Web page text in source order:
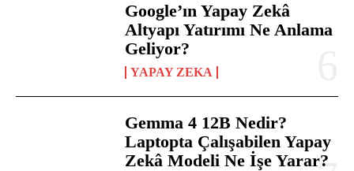
Google’ın Yapay Zekâ
Altyapı Yatırımı Ne Anlama
Geliyor?
YAPAY ZEKA
Gemma 4 12B Nedir?
Laptopta Çalışabilen Yapay
Zekâ Modeli Ne İşe Yarar?